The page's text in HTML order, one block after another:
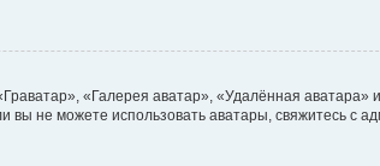
«Галерея аватар», «Удалённая аватара»
вы не можете использовать аватары, свяжитесь с